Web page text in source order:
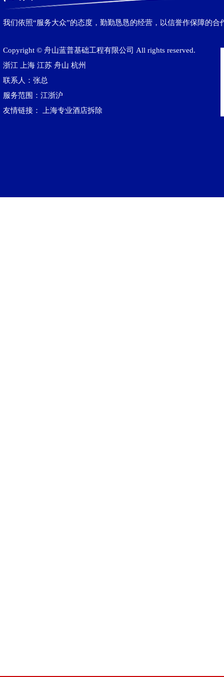
我们依照“服务大众”的态度，勤勤恳恳的经营，以信誉作保障的合
Copyright © 舟山蓝普基础工程有限公司 All rights reserved.
浙江
上海 江苏 舟山 杭州
联系人：张总
服务范围：江浙沪
友情链接：
上海专业酒店拆除